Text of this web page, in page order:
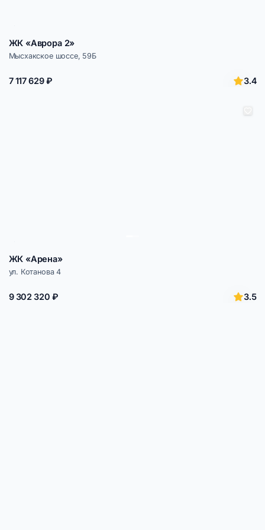
ЖК «Аврора 2»
Мысхакское шоссе, 59Б
7 117 629 ₽ 3.4
ЖК «Арена»
ул. Котанова 4
9 302 320 ₽ 3.5